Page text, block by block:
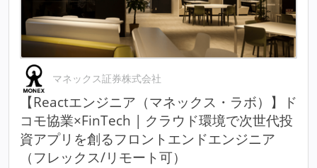
マネックス証券株式会社
【Reactエンジニア（マネックス・ラボ）】ド
コモ協業×FinTech | クラウド環境で次世代投
資アプリを創るフロントエンドエンジニア
（フレックス/リモート可）